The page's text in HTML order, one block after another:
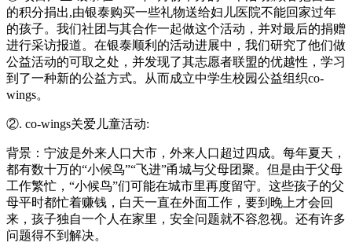
的积分捐出,由银泰购买一些礼物送给妇儿医院不能回家过年
的孩子。我们社团与其合作一起做这个活动，并对最后的捐赠
进行采访报道。在银泰顺利的活动进展中，我们研究了他们做
公益活动的可取之处，并发现了其志愿者联盟的优越性，学习
到了一种新的公益方式。从而成立中学生校园公益组织co-
wings。
②. co-wings关爱儿童活动:
背景：宁波是外来人口大市，外来人口超过四成。每年夏天，
都有数十万的“小候鸟”“飞进”甬城与父母团聚。但是由于父母
工作繁忙，“小候鸟”们可能在城市里再度留守。这些孩子的父
母平时都忙着赚钱，白天一直在外面工作，要到晚上才会回
来，孩子独自一个人在家里，安全问题就不容忽视。还有许多
问题得不到解决。